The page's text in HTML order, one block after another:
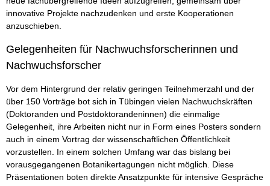
innovative Projekte nachzudenken und erste Kooperationen
anzuschieben.
Gelegenheiten für Nachwuchsforscherinnen und
Nachwuchsforscher
Vor dem Hintergrund der relativ geringen Teilnehmerzahl und der
über 150 Vorträge bot sich in Tübingen vielen Nachwuchskräften
(Doktoranden und Postdoktorandeninnen) die einmalige
Gelegenheit, ihre Arbeiten nicht nur in Form eines Posters sondern
auch in einem Vortrag der wissenschaftlichen Öffentlichkeit
vorzustellen. In einem solchen Umfang war das bislang bei
vorausgegangenen Botanikertagungen nicht möglich. Diese
Präsentationen boten direkte Ansatzpunkte für intensive Gespräche